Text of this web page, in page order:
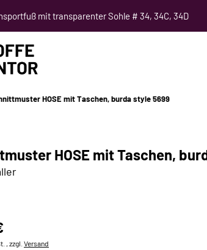
mit transparenter Sohle # 34, 34C, 34D
HOSE mit Taschen, burda style 5699
HOSE mit Taschen,
, zzgl. Versand